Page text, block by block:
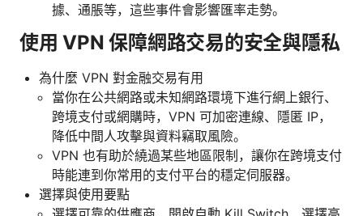
據、通脹等，這些事件會影響匯率走勢。
使用 VPN 保障網路交易的安全與隱私
為什麼 VPN 對金融交易有用
當你在公共網路或未知網路環境下進行網上銀行、
跨境支付或網購時，VPN 可加密連線、隱匿 IP，
降低中間人攻擊與資料竊取風險。
VPN 也有助於繞過某些地區限制，讓你在跨境支付
時能連到你常用的支付平台的穩定伺服器。
選擇與使用要點